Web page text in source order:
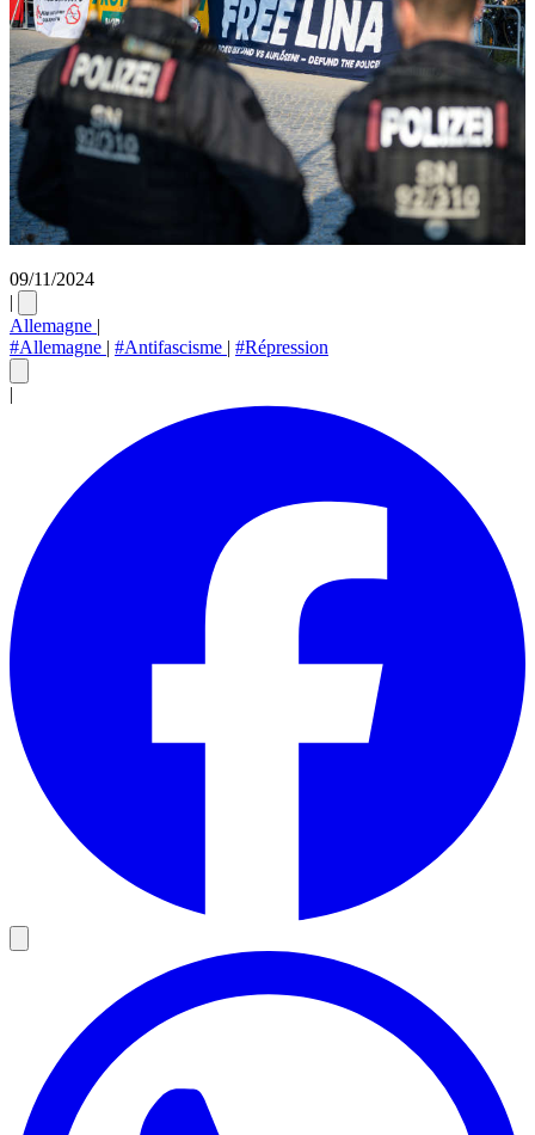
09/11/2024
|
Allemagne |
#Allemagne | #Antifascisme | #Répression
|